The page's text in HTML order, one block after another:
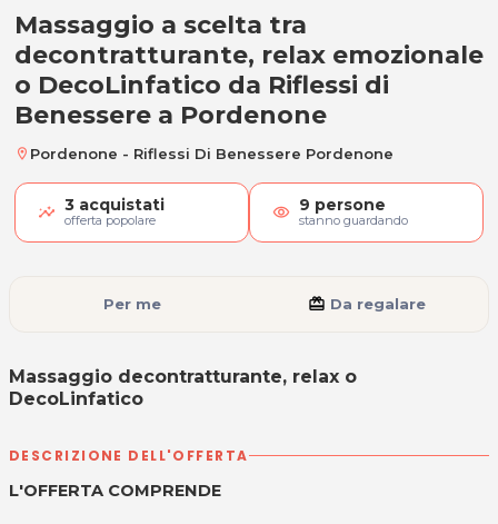
Massaggio decontratturante,
Massaggio a scelta tra
decontratturante, relax emozionale
o DecoLinfatico da Riflessi di
Benessere a Pordenone
location_on Pordenone - Riflessi Di Benessere Pordenone
3 acquistati
offerta popolare visibility 9 persone
stanno guardando
Massaggio decontratturante, relax o
DecoLinfatico
Per me card_giftcard Da regalare
DESCRIZIONE DELL'OFFERTA
L'OFFERTA COMPRENDE